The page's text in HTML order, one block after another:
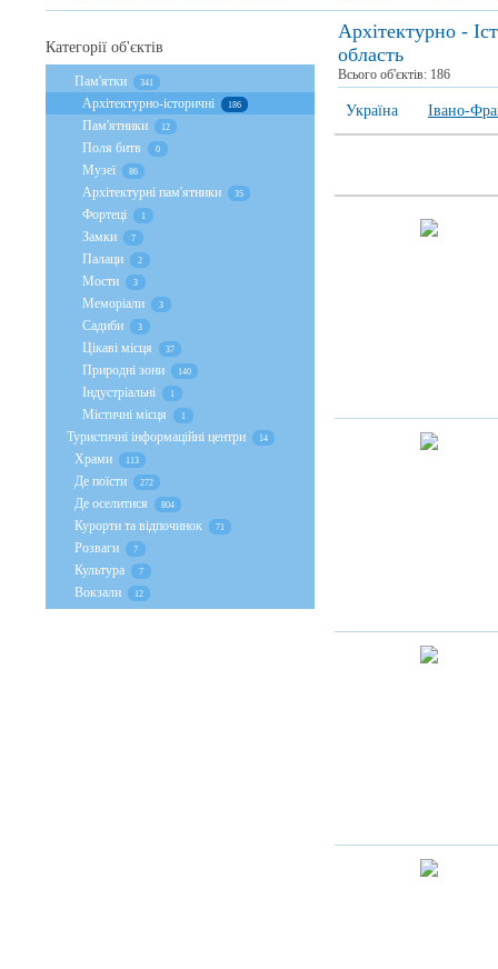
Архітектурно -
область
Всього об'єктів: 186
Україна Івано-
Категорії об'єктів
Пам'ятки 341
Архітектурно-історичні 186
Пам'ятники 12
Поля битв 0
Музеї 86
Архітектурні пам'ятники 35
Фортеці 1
Замки 7
Палаци 2
Мости 3
Меморіали 3
Садиби 3
Цікаві місця 37
Природні зони 140
Індустріальні 1
Містичні місця 1
Туристичні інформаційні центри 14
Храми 113
Де поїсти 272
Де оселитися 804
Курорти та відпочинок 71
Розваги 7
Культура 7
Вокзали 12